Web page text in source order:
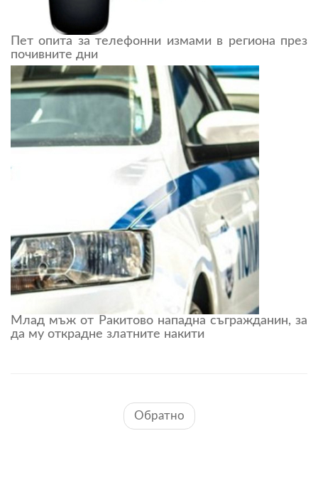
Пет опита за телефонни измами в региона през
почивните дни
Млад мъж от Ракитово нападна съгражданин, за
да му открадне златните накити
Обратно